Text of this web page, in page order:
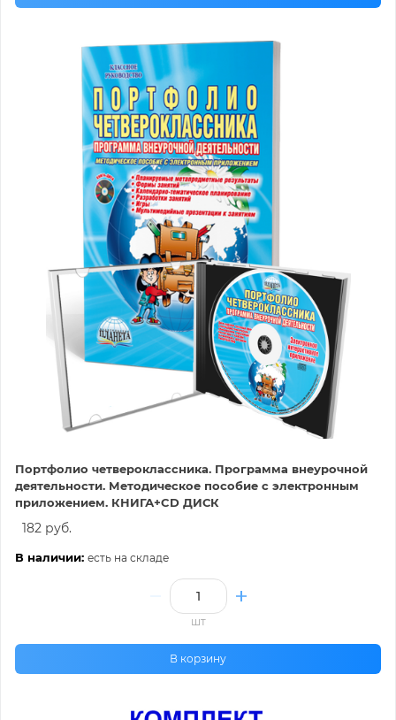
Портфолио четвероклассника. Программа внеурочной
деятельности. Методическое пособие с электронным
приложением. КНИГА+CD ДИСК
182 руб.
В наличии: есть на складе
шт
В корзину